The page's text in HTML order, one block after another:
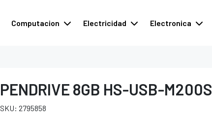
Computacion Electricidad Electronica
PENDRIVE 8GB HS-USB-M200S
SKU: 2795858